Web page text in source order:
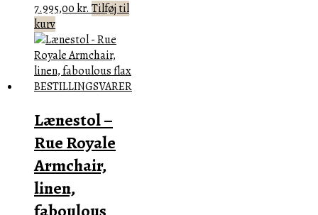
7.995,00kr. Tilføj til
kurv
Lænestol –
Rue Royale
Armchair,
linen,